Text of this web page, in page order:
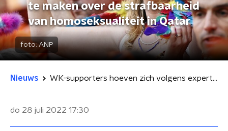
te maken over de strafbaarheid
van homoseksualiteit in Qatar
foto: ANP
Nieuws WK-supporters hoeven zich volgens experts geen zorgen om te maken over de strafbaarheid van homoseksualiteit in Qatar
do 28 juli 2022 17:30